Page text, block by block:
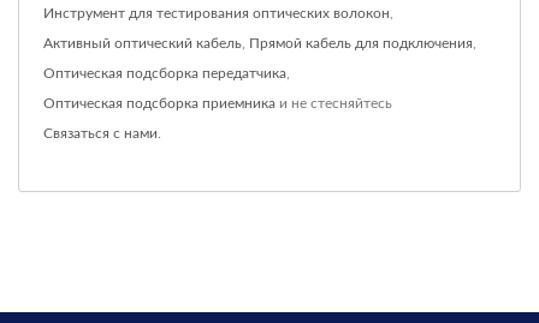
Инструмент для тестирования оптических волокон,
Активный оптический кабель, Прямой кабель для подключения,
Оптическая подсборка передатчика,
Оптическая подсборка приемника и не стесняйтесь
Связаться с нами.